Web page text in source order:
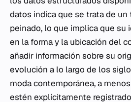
datos indica que se trata de
peinado, lo que implica que su
en la forma y la ubicación del
añadir información sobre su
evolución a lo largo de los
moda contemporánea, a
estén explícitamente